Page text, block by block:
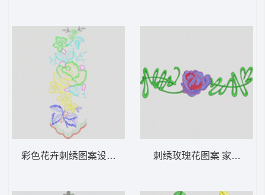
彩色花卉刺绣图案设计 家纺 窗帘 装饰刺绣玫瑰花图案 家纺 窗帘